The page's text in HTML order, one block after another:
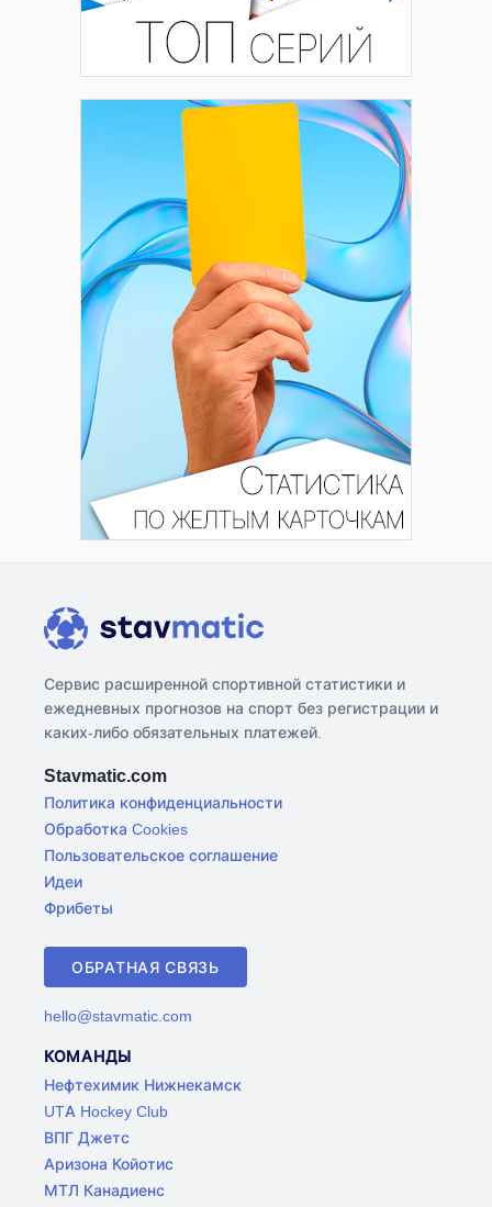
Сервис расширенной спортивной статистики и
ежедневных прогнозов на спорт без регистрации и
каких-либо обязательных платежей.
Stavmatic.com
Политика конфиденциальности
Обработка Cookies
Пользовательское соглашение
Идеи
Фрибеты
ОБРАТНАЯ СВЯЗЬ
hello@stavmatic.com
КОМАНДЫ
Нефтехимик Нижнекамск
UTA Hockey Club
ВПГ Джетс
Аризона Койотис
МТЛ Канадиенс